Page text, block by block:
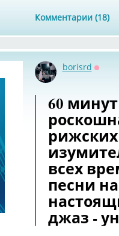
Комментарии (18)
borisrd
60
всех
песни
джаз -